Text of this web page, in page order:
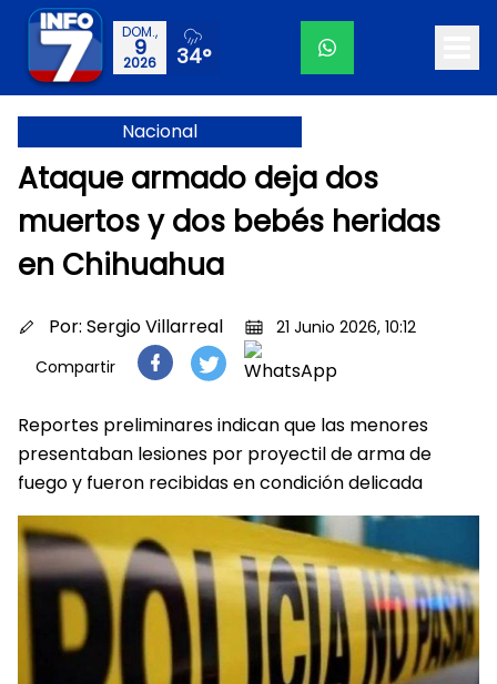
DOM.,
9
2026 34°
Nacional
Ataque armado deja dos
muertos y dos bebés heridas
en Chihuahua
Por: Sergio Villarreal
21 Junio 2026, 10:12
Compartir
Reportes preliminares indican que las menores
presentaban lesiones por proyectil de arma de
fuego y fueron recibidas en condición delicada